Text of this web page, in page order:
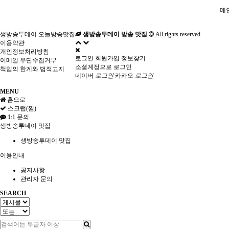
메
생방송투데이 오늘방송맛집
이용약관
개인정보처리방침
이메일 무단수집거부
책임의 한계와 법적고지
생방송투데이 방송 맛집 All rights reserved.
로그인 회원가입 정보찾기
소셜계정으로 로그인
네이버 로그인 카카오 로그인
MENU
홈으로
스크랩(찜)
1:1 문의
생방송투데이 맛집
생방송투데이 맛집
이용안내
공지사항
관리자 문의
SEARCH